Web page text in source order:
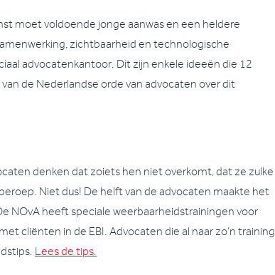
moet voldoende jonge aanwas en een heldere
zichtbaarheid en technologische
advocatenkantoor. Dit zijn enkele ideeën die 12
de Nederlandse orde van advocaten over dit
denken dat zoiets hen niet overkomt, dat ze zulke
Niet dus! De helft van de advocaten maakte het
NOvA heeft speciale weerbaarheidstrainingen voor
cliënten in de EBI. Advocaten die al naar zo’n training
Lees de tips.